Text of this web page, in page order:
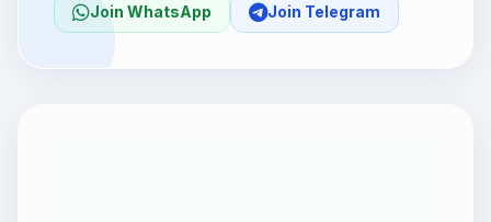
Join WhatsApp Join Telegram